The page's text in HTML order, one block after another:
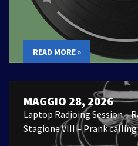
READ MORE »
MAGGIO 28, 2026
Laptop Radioing Session –
Stagione VIII – Prank calling